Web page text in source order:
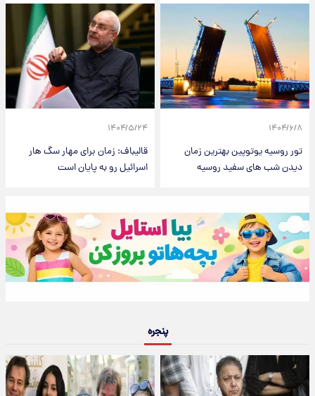
۱۴۰۴/۶/۸
تور روسیه یوتوپین بهترین زمان
دیدن شب های سفید روسیه
۱۴۰۴/۵/۲۴
قالیباف: زمان برای مهار سگ هار
اسرائیل رو به پایان است
پنجره